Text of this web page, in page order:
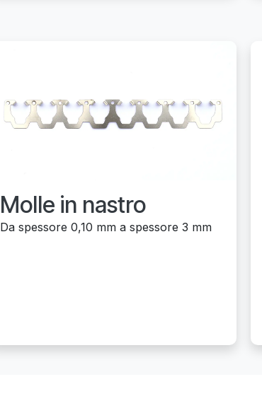
Molle in nastro
Da spessore 0,10 mm a spessore 3 mm